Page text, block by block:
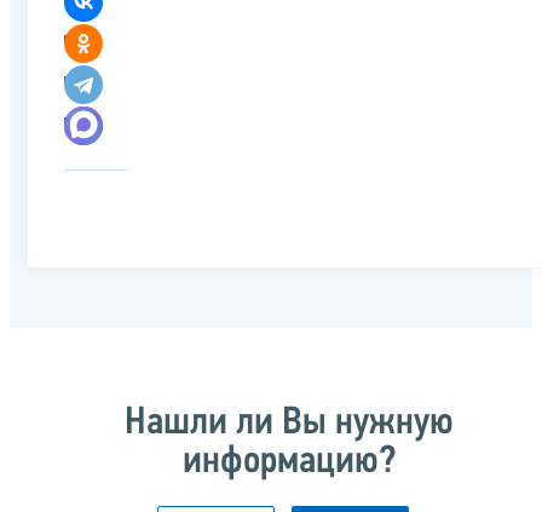
Нашли ли Вы нужную
информацию?